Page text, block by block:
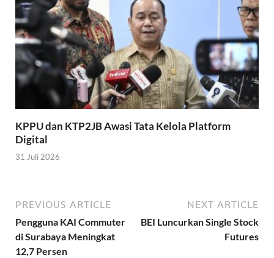
KPPU dan KTP2JB Awasi Tata Kelola Platform
Digital
31 Juli 2026
PREVIOUS ARTICLE
Pengguna KAI Commuter
di Surabaya Meningkat
12,7 Persen
NEXT ARTICLE
BEI Luncurkan Single Stock
Futures